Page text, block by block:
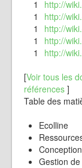
1
http://
1
http://
1
http://
1
http://
1
http://
[Voir tous les
références ]
Table des
Ecolline
Gestion